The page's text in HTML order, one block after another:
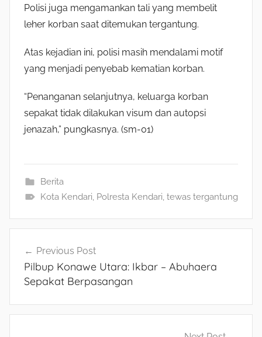
Polisi juga mengamankan tali yang membelit
leher korban saat ditemukan tergantung.
Atas kejadian ini, polisi masih mendalami motif
yang menjadi penyebab kematian korban.
“Penanganan selanjutnya, keluarga korban
sepakat tidak dilakukan visum dan autopsi
jenazah,” pungkasnya. (sm-01)
Berita
Kota Kendari, Polresta Kendari, tewas tergantung
Navigasi
pos
Previous Post
Pilbup Konawe Utara: Ikbar – Abuhaera
Sepakat Berpasangan